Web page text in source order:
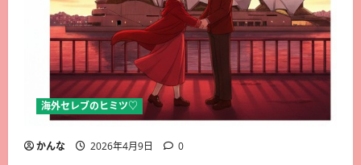
海外セレブのヒミツ♡
かんな 2026年4月9日 0